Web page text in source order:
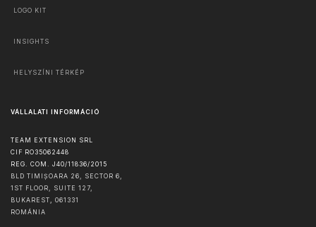
LOGO KIT
INSIGHTS
HELYSZÍNI TÉRKÉP
VÁLLALATI INFORMÁCIÓ
TEAM EXTENSION SRL
CIF RO35062448
REG. COM. J40/11836/2015
BLD TIMIȘOARA 26, SECTOR 6,
1ST FLOOR, SUITE 127,
BUKAREST
061331
ROMÁNIA